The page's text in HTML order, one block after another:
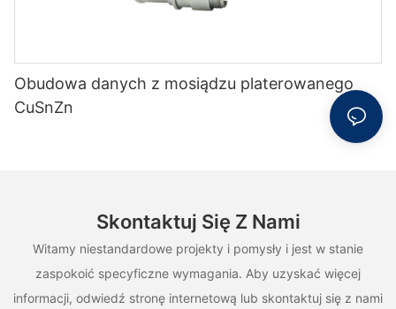
Obudowa danych z mosiądzu platerowanego
CuSnZn
Skontaktuj Się Z Nami
Witamy niestandardowe projekty i pomysły i jest w stanie
zaspokoić specyficzne wymagania. Aby uzyskać więcej
informacji, odwiedź stronę internetową lub skontaktuj się z nami